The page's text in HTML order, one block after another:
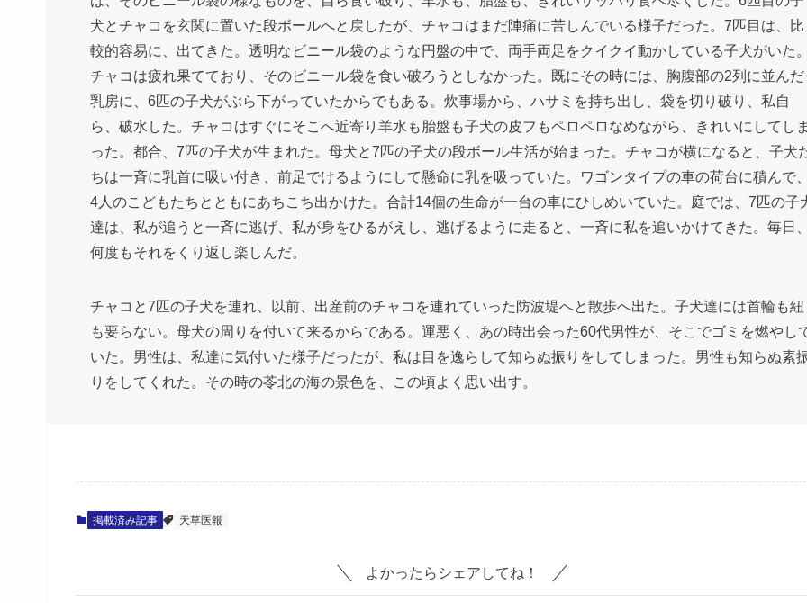
犬とチャコを玄関に置いた段ボールへと戻したが、チャコはまだ陣痛に苦しんでいる様子だった。7匹目は、比
較的容易に、出てきた。透明なビニール袋のような円盤の中で、両手両足をクイクイ動かしている子犬がいた。
チャコは疲れ果てており、そのビニール袋を食い破ろうとしなかった。既にその時には、胸腹部の2列に並んだ
乳房に、6匹の子犬がぶら下がっていたからでもある。炊事場から、ハサミを持ち出し、袋を切り破り、私自
ら、破水した。チャコはすぐにそこへ近寄り羊水も胎盤も子犬の皮フもペロペロなめながら、きれいにしてしま
った。都合、7匹の子犬が生まれた。母犬と7匹の子犬の段ボール生活が始まった。チャコが横になると、子犬
ちは一斉に乳首に吸い付き、前足でけるようにして懸命に乳を吸っていた。ワゴンタイプの車の荷台に積んで、
4人のこどもたちとともにあちこち出かけた。合計14個の生命が一台の車にひしめいていた。庭では、7匹の子
達は、私が追うと一斉に逃げ、私が身をひるがえし、逃げるように走ると、一斉に私を追いかけてきた。毎日、
何度もそれをくり返し楽しんだ。
チャコと7匹の子犬を連れ、以前、出産前のチャコを連れていった防波堤へと散歩へ出た。子犬達には首輪も紐
も要らない。母犬の周りを付いて来るからである。運悪く、あの時出会った60代男性が、そこでゴミを燃やし
いた。男性は、私達に気付いた様子だったが、私は目を逸らして知らぬ振りをしてしまった。男性も知らぬ素
りをしてくれた。その時の苓北の海の景色を、この頃よく思い出す。
掲載済み記事 天草医報
よかったらシェアしてね！